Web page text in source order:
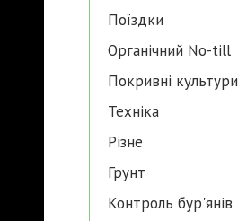
Поїздки
Органічний No-till
Покривні культури
Техніка
Різне
Грунт
Контроль бур'янів